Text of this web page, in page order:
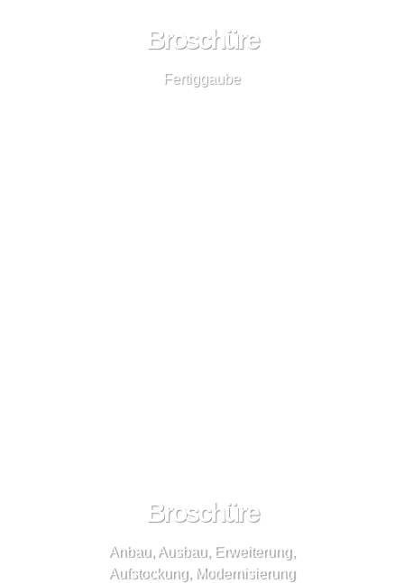
Broschüre
Fertiggaube
Broschüre
Anbau, Ausbau, Erweiterung,
Aufstockung, Modernisierung